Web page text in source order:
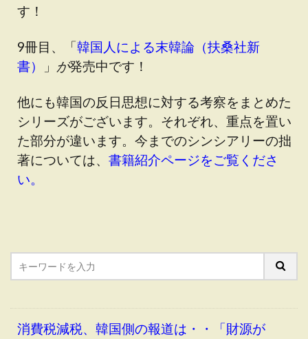
す！
9冊目、「韓国人による末韓論（扶桑社新
書） 」 が発売中です！
他にも韓国の反日思想に対する考察をまとめた
シリーズがございます。それぞれ、重点を置い
た部分が違います。今までのシンシアリーの拙
著については、 書籍紹介ページをご覧くださ
い。
消費税減税、韓国側の報道は・・「財源が